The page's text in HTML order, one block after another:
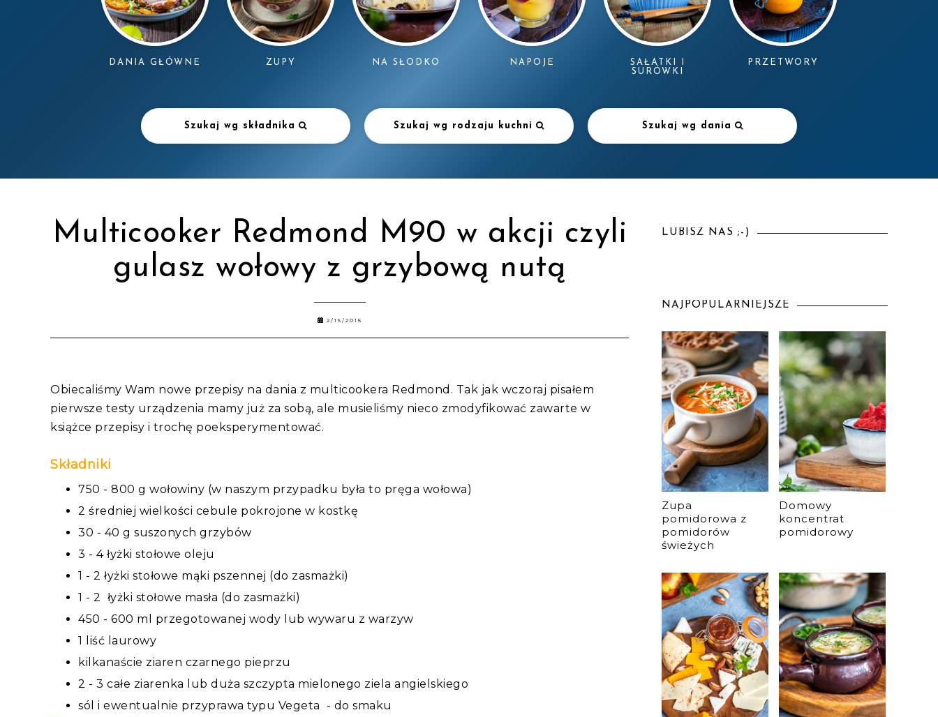
DANIA GŁÓWNE ZUPY NA SŁODKO NAPOJE
SAŁATKI I
SURÓWKI
PRZETWORY
Szukaj wg składnika Szukaj wg rodzaju kuchni Szukaj wg dania
Multicooker Redmond M90 w akcji czyli
gulasz wołowy z grzybową nutą
2/15/2015
Obiecaliśmy Wam nowe przepisy na dania z multicookera Redmond. Tak jak wczoraj pisałem
pierwsze testy urządzenia mamy już za sobą, ale musieliśmy nieco zmodyfikować zawarte w
książce przepisy i trochę poeksperymentować.
Składniki
750 - 800 g wołowiny (w naszym przypadku była to pręga wołowa)
2 średniej wielkości cebule pokrojone w kostkę
30 - 40 g suszonych grzybów
3 - 4 łyżki stołowe oleju
1 - 2 łyżki stołowe mąki pszennej (do zasmażki)
1 - 2 łyżki stołowe masła (do zasmażki)
450 - 600 ml przegotowanej wody lub wywaru z warzyw
1 liść laurowy
kilkanaście ziaren czarnego pieprzu
2 - 3 całe ziarenka lub duża szczypta mielonego ziela angielskiego
sól i ewentualnie przyprawa typu Vegeta - do smaku
LUBISZ NAS ;-)
NAJPOPULARNIEJSZE
Zupa
pomidorowa z
pomidorów
świeżych
Domowy
koncentrat
pomidorowy